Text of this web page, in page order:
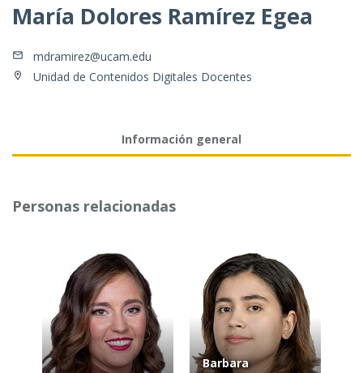
María Dolores Ramírez Egea
mdramirez@ucam.edu
Unidad de Contenidos Digitales Docentes
Información general
Personas relacionadas
Barbara